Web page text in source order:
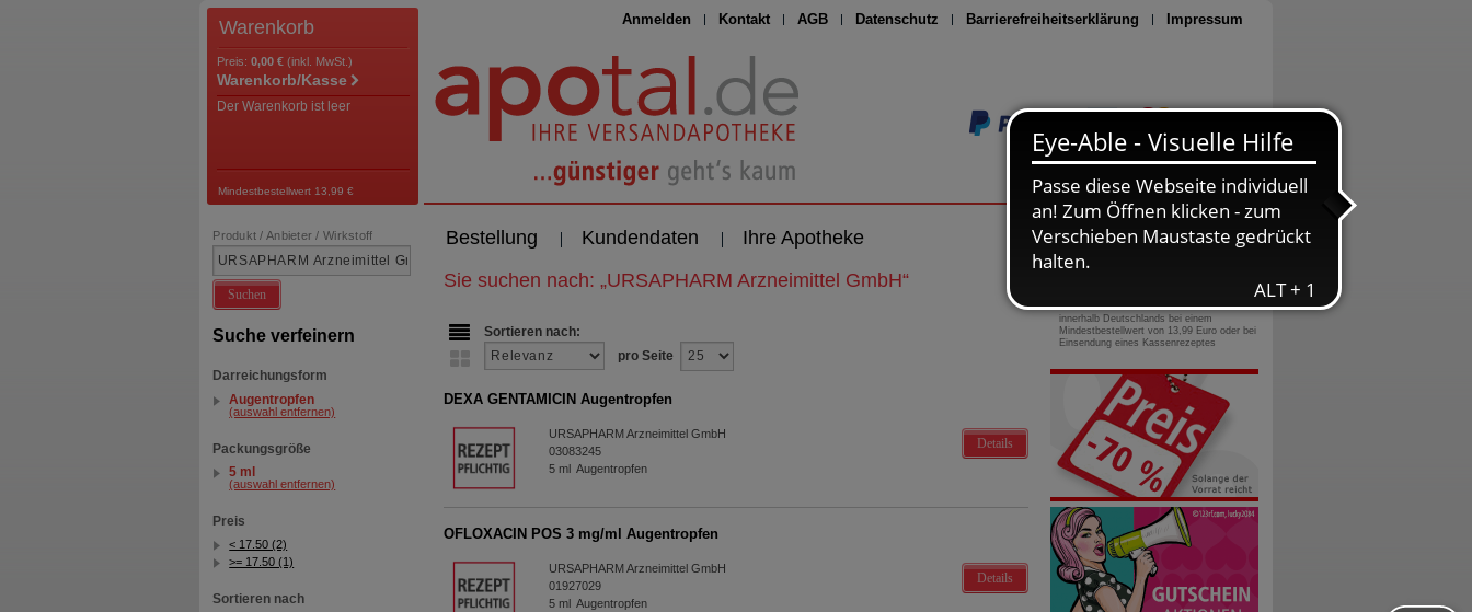
Anmelden Kontakt AGB Datenschutz Barrierefreiheitserklärung Impressum
Seite drucken
Warenkorb
Preis: 0,00 € (inkl. MwSt.)
Warenkorb/Kasse
Der Warenkorb ist leer
Mindestbestellwert 13,99 €
Bestellung Kundendaten Ihre Apotheke
Produkt / Anbieter / Wirkstoff
Suchen
Suche verfeinern
Darreichungsform
Augentropfen
(auswahl entfernen)
Packungsgröße
5 ml
(auswahl entfernen)
Preis
< 17.50 (2)
>= 17.50 (1)
Sortieren nach
Sie suchen nach: „URSAPHARM Arzneimittel GmbH“
Sortieren nach:
pro Seite
DEXA GENTAMICIN Augentropfen
URSAPHARM Arzneimittel GmbH
03083245
5 ml Augentropfen
Details
OFLOXACIN POS 3 mg/ml Augentropfen
URSAPHARM Arzneimittel GmbH
01927029
5 ml Augentropfen
Details
0800-10 11 422
gebührenfreie Rufnummer
innerhalb Deutschlands bei einem
Mindestbestellwert von 13,99 Euro oder bei
Einsendung eines Kassenrezeptes